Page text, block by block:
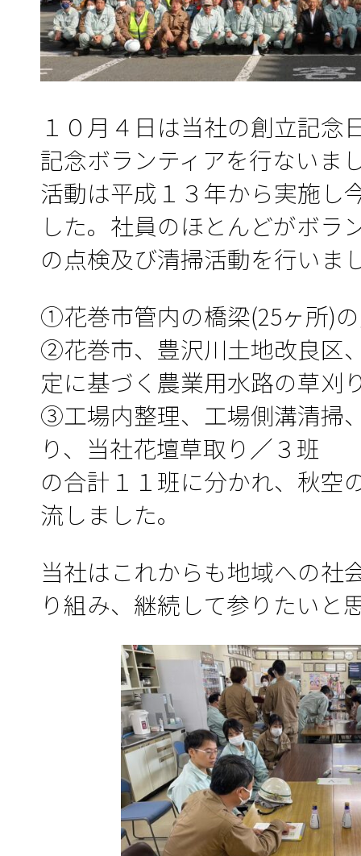
１０月４日は当社の創立記念
記念ボランティアを行ないま
活動は平成１３年から実施し
した。社員のほとんどがボラ
の点検及び清掃活動を行いま
①花巻市管内の橋梁(25ヶ所)
②花巻市、豊沢川土地改良区
定に基づく農業用水路の草刈
③工場内整理、工場側溝清掃
り、当社花壇草取り／３班
の合計１１班に分かれ、秋空
流しました。
当社はこれからも地域への社
り組み、継続して参りたいと